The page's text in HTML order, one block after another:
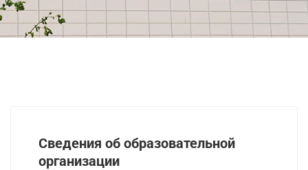
Сведения об образовательной
организации